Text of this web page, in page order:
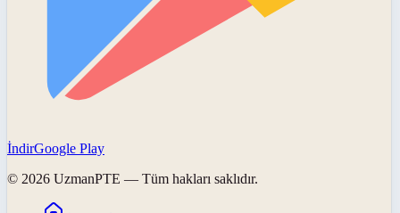
İndirGoogle Play
© 2026 UzmanPTE — Tüm hakları saklıdır.